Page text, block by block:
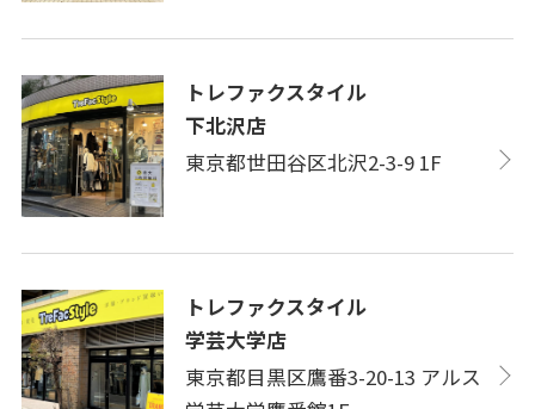
トレファクスタイル
下北沢店
東京都世田谷区北沢2-3-9 1F
トレファクスタイル
学芸大学店
東京都目黒区鷹番3-20-13 アルス